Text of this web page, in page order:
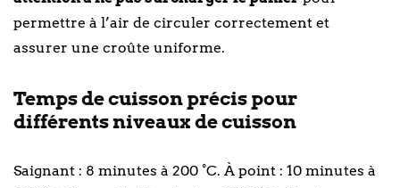
permettre à l’air de circuler correctement et
assurer une croûte uniforme.
Temps de cuisson précis pour
différents niveaux de cuisson
Saignant : 8 minutes à 200 °C. À point : 10 minutes à